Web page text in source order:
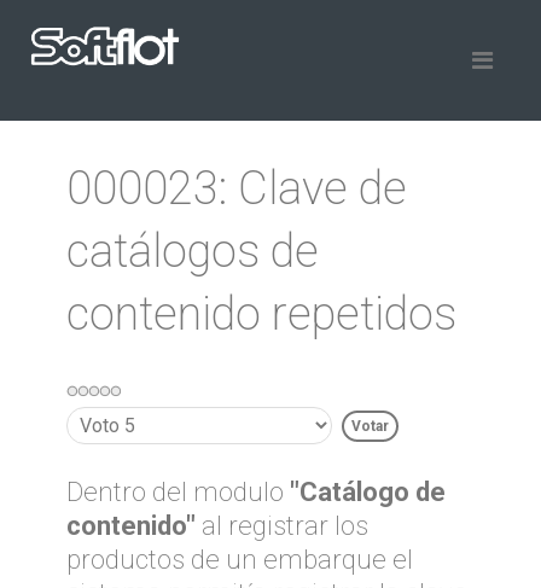
000023: Clave de
catálogos de
contenido repetidos
Por
vote
Dentro del modulo "Catálogo de
contenido" al registrar los
productos de un embarque el